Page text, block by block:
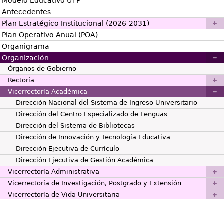
Antecedentes
Plan Estratégico Institucional (2026-2031)
Plan Operativo Anual (POA)
Organigrama
Organización
Órganos de Gobierno
Rectoría
Vicerrectoría Académica
Dirección Nacional del Sistema de Ingreso Universitario
Dirección del Centro Especializado de Lenguas
Dirección del Sistema de Bibliotecas
Dirección de Innovación y Tecnología Educativa
Dirección Ejecutiva de Currículo
Dirección Ejecutiva de Gestión Académica
Vicerrectoría Administrativa
Vicerrectoría de Investigación, Postgrado y Extensión
Vicerrectoría de Vida Universitaria